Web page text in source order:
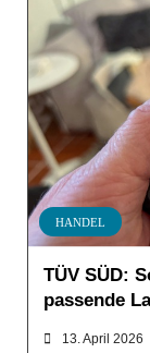
HANDEL
TÜV SÜD:
passende
13. April 2026